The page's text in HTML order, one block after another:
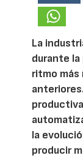
La
durante la
ritmo más
la
producir